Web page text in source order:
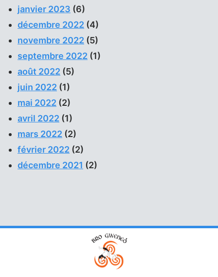
janvier 2023 (6)
décembre 2022 (4)
novembre 2022 (5)
septembre 2022 (1)
août 2022 (5)
juin 2022 (1)
mai 2022 (2)
avril 2022 (1)
mars 2022 (2)
février 2022 (2)
décembre 2021 (2)